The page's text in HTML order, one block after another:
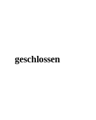
geschlossen